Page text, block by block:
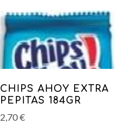
CHIPS AHOY EXTRA
PEPITAS 184GR
2,70€